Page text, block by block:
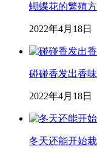
蝴蝶花的繁殖
2022年4月18日
碰碰香发出香
2022年4月18日
冬天还能开始